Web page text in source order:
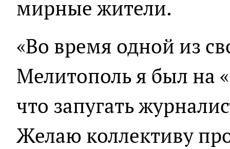
мирные жители.
«Во время одной из
Мелитополь я был на
что запугать
Желаю коллективу